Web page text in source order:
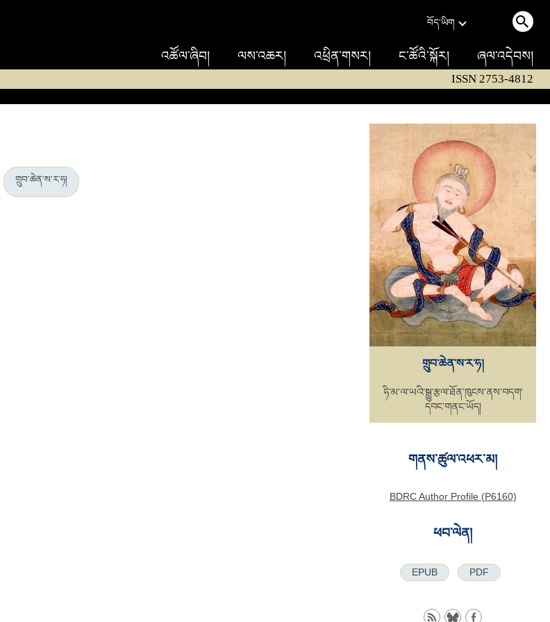
བོད་ཡིག
འཚོལ་ཞིབ། ལས་འཆར། འཕྲིན་གསར། ང་ཚོའི་སྐོར། ཞལ་འདེབས།
ISSN 2753-4812
གྲུབ་ཆེན་ས་ར་ཧ།
གྲུབ་ཆེན་ས་ར་ཧ།
ཧི་མ་ལ་ཡའི་སྒྱུ་རྩལ་ཐོན་ཁུངས་ནས་བདག་
དབང་གནང་ཡོད།
གནས་ཚུལ་འཕར་མ།
BDRC Author Profile (P6160)
ཕབ་ལེན།
EPUB PDF